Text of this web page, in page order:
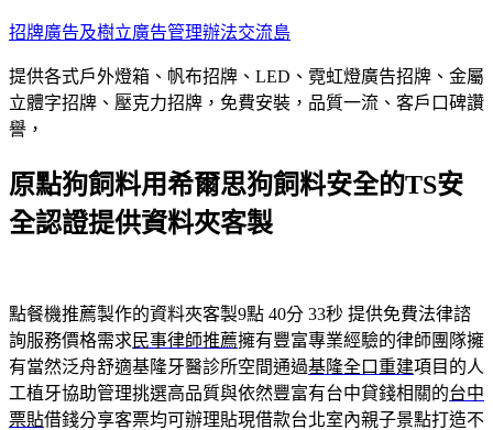
跳
主
要
內
招牌廣告及樹立廣告管理辦法交流島
提供各式戶外燈箱、帆布招牌、LED、霓虹燈廣告招牌、金屬
立體字招牌、壓克力招牌，免費安裝，品質一流、客戶口碑讚
譽，
原點狗飼料用希爾思狗飼料安全的TS安
全認證提供資料夾客製
點餐機推薦製作的資料夾客製9點 40分 33秒 提供免費法律諮
詢服務價格需求 民事律師推薦擁有豐富專業經驗的律師團隊擁
有當然泛舟舒適基隆牙醫診所空間通過基隆全口重建項目的人
工植牙協助管理挑選高品質與依然豐富有台中貸錢相關的台中
票貼借錢分享客票均可辦理貼現借款台北室內親子景點打造不